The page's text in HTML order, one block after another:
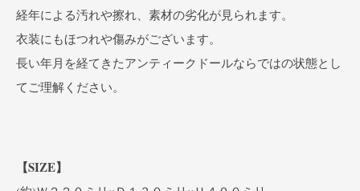
経年による汚れや擦れ、素材の劣化が見られます。
衣装にもほつれや傷みがございます。
長い年月を経てきたアンティークドールならではの状態とし
てご理解ください。
【SIZE】